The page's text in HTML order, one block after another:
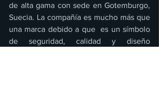
de alta gama con sede en Gotemburgo,
Suecia. La compañía es mucho más que
una marca debido a que  es un símbolo
de seguridad, calidad y diseño